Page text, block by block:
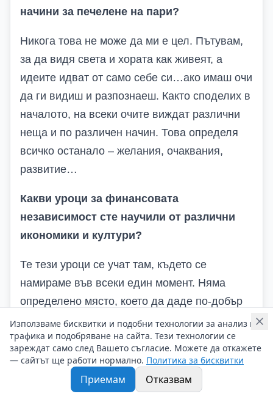
начини за печелене на пари?
Никога това не може да ми е цел. Пътувам,
за да видя света и хората как живеят, а
идеите идват от само себе си…ако имаш очи
да ги видиш и разпознаеш. Както споделих в
началото, на всеки очите виждат различни
неща и по различен начин. Това определя
всичко останало – желания, очаквания,
развитие…
Какви уроци за финансовата
независимост сте научили от различни
икономики и култури?
Те тези уроци се учат там, където се
намираме във всеки един момент. Няма
определено място, което да даде по-добър
урок. Може да покаже само нюанси и да си
сверим часовника „Къде сме ние?“
Според Вас по-добре ли е да харчите за
преживявания, отколкото за материални
Използваме бисквитки и подобни технологии за анализ на
трафика и подобряване на сайта. Тези технологии се
зареждат само след Вашето съгласие. Можете да откажете
— сайтът ще работи нормално. Политика за бисквитки
Приемам Отказвам